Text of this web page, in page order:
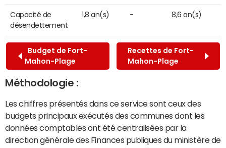
Capacité de
désendettement
1,8 an(s) - 8,6 an(s)
Budget de Fort-
Mahon-Plage
Recettes de Fort-
Mahon-Plage
Méthodologie :
Les chiffres présentés dans ce service sont ceux des
budgets principaux exécutés des communes dont les
données comptables ont été centralisées par la
direction générale des Finances publiques du ministère de